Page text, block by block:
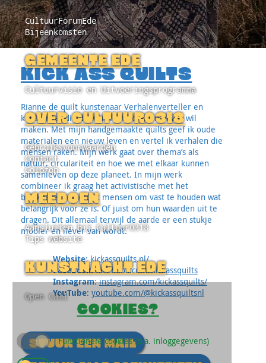
CultuurForumEde
Bijeenkomsten
GEMEENTE EDE
Cultuurvisie en Uitvoeringsprogramma
OVER CULTUUR0318
Gebruiksvoorwaarden
Contact
Colofon
MEEDOEN
Aansluiten bij Cultuur0318
Tips website
KUNSTNACHT EDE
Open Call
KICK ASS QUILTS
Rianne de quilt kunstenaar Verhalenverteller en
kunstenaar die de wereld mooier en liever wil
maken. Met mijn handgemaakte quilts geef ik oude
materialen een nieuw leven en vertel ik verhalen die
mensen raken. Mijn werk gaat over thema’s als
natuur, circulariteit en hoe we met elkaar kunnen
samenleven op deze planeet. In mijn werk
combineer ik graag het activistische met het
bruikbare. Zo help ik mensen om vast te houden wat
belangrijk voor ze is. Of juist om hun waarden uit te
dragen. Dit allemaal terwijl de aarde er een stukje
mooier en liever van wordt.
Website:kickassquilts.nl/
Facebook:facebook.com/Kickassquilts
Instagram:instagram.com/kickassquilts/
YouTube: youtube.com/@kickassquiltsnl
STUUR EEN MAIL
COOKIES?
Functionele cookies (o.a. inloggegevens)